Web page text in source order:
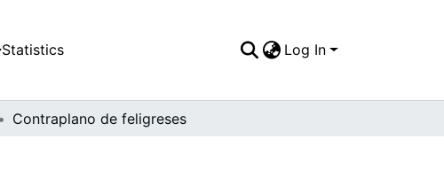
Statistics Log In
Contraplano de feligreses